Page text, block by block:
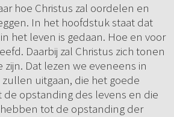
hoe Christus zal oordelen en
In het hoofdstuk staat dat
het leven is gedaan. Hoe en voor
Daarbij zal Christus zich tonen
Dat lezen we eveneens in
zullen uitgaan, die het goede
opstanding des levens en die
tot de opstanding der